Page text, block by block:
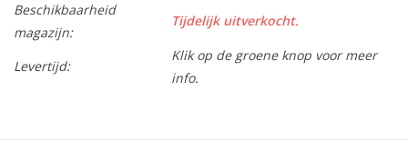
Beschikbaarheid
magazijn:
Tijdelijk uitverkocht.
Levertijd:
Klik op de groene knop voor meer
info.